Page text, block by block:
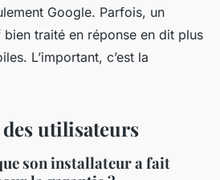
Google. Parfois, un
traité en réponse en dit plus
L’important, c’est la
utilisateurs
son installateur a fait